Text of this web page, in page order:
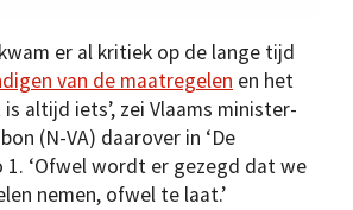
er al kritiek op de lange tijd
van de maatregelen en het
altijd iets’, zei Vlaams minister-
(N-VA) daarover in ‘De
1. ‘Ofwel wordt er gezegd dat we
nemen, ofwel te laat.’